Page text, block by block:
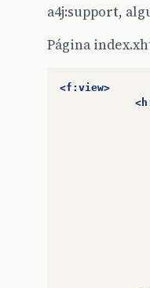
a4j:support,
Página
<f:view>